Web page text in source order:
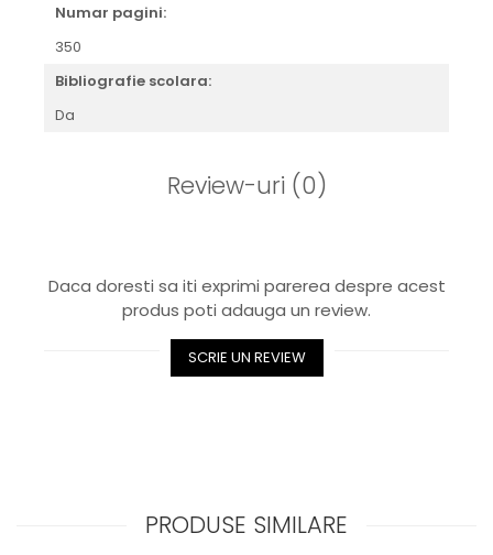
Numar pagini:
350
Bibliografie scolara:
Da
Review-uri (0)
Daca doresti sa iti exprimi parerea despre acest
produs poti adauga un review.
SCRIE UN REVIEW
PRODUSE SIMILARE